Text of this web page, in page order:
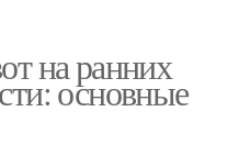
на ранних
основные